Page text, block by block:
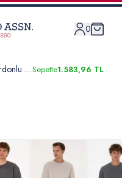
0
Erkek Comfort Fit Bisiklet Yaka Şardonlu Açık Gri Basic SweatshirtSepette1.583,96 TL